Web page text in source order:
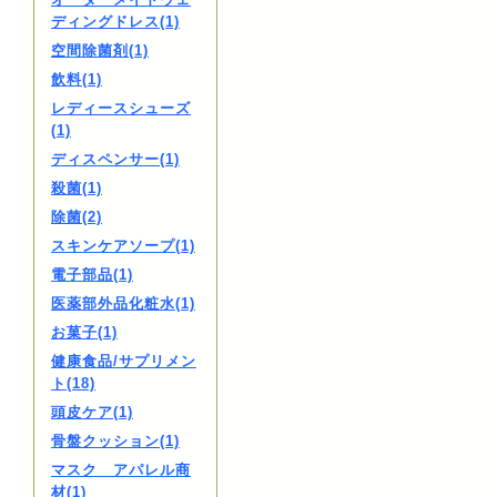
ディングドレス(1)
空間除菌剤(1)
飲料(1)
レディースシューズ
(1)
ディスペンサー(1)
殺菌(1)
除菌(2)
スキンケアソープ(1)
電子部品(1)
医薬部外品化粧水(1)
お菓子(1)
健康食品/サプリメン
ト(18)
頭皮ケア(1)
骨盤クッション(1)
マスク アパレル商
材(1)